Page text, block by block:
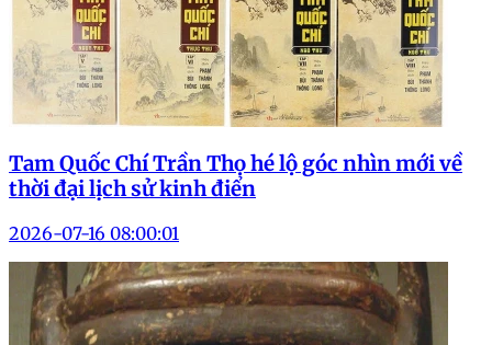
Tam Quốc Chí Trần Thọ hé lộ góc nhìn mới về
thời đại lịch sử kinh điển
2026-07-16 08:00:01